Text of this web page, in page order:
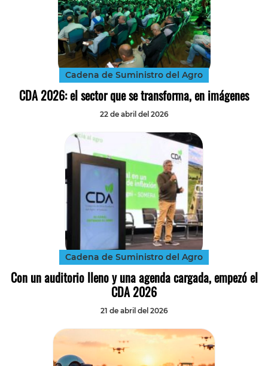
Cadena de Suministro del Agro
CDA 2026: el sector que se transforma, en imágenes
22 de abril del 2026
Cadena de Suministro del Agro
Con un auditorio lleno y una agenda cargada, empezó el
CDA 2026
21 de abril del 2026